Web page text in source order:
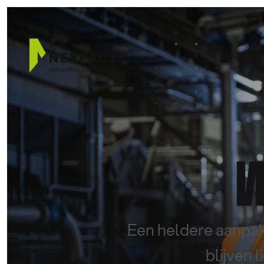
HOOFDMENU
Wat we doen
Succesverhalen
Insights
Over ons
Werken bij Nexpact
Contact
Een heldere
blijven